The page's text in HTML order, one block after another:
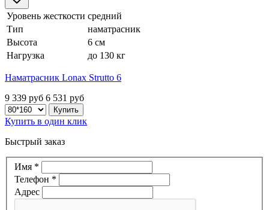
Уровень жесткости средний
Тип
наматрасник
Высота
6 см
Нагрузка
до 130 кг
Наматрасник Lonax Strutto 6
9 339 руб 6 531 руб
Купить в один клик
Быстрый заказ
Имя *
Телефон *
Адрес